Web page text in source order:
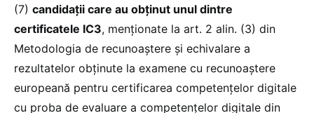
(7) candidații care au obținut unul dintre
certificatele IC3, menționate la art. 2 alin. (3) din
Metodologia de recunoaștere și echivalare a
rezultatelor obținute la examene cu recunoaștere
europeană pentru certificarea competențelor digitale
cu proba de evaluare a competențelor digitale din